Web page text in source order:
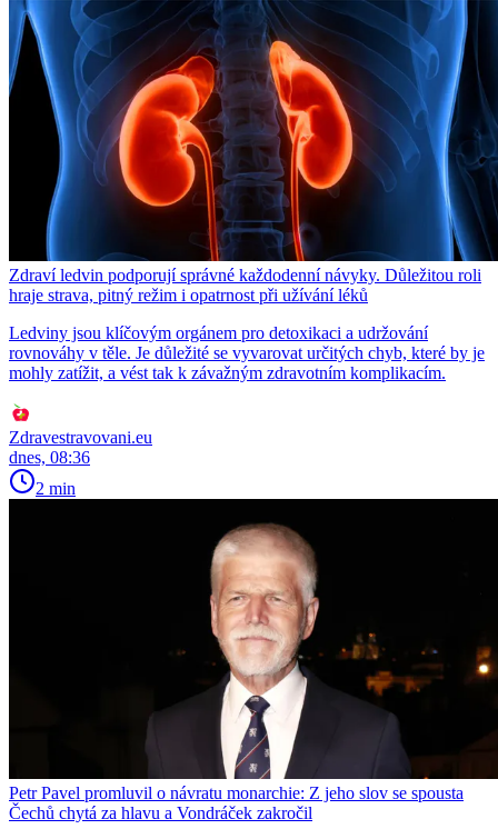
Zdraví ledvin podporují správné každodenní návyky. Důležitou roli
hraje strava, pitný režim i opatrnost při užívání léků
Ledviny jsou klíčovým orgánem pro detoxikaci a udržování
rovnováhy v těle. Je důležité se vyvarovat určitých chyb, které by je
mohly zatížit, a vést tak k závažným zdravotním komplikacím.
Zdravestravovani.eu
dnes, 08:36
2 min
Petr Pavel promluvil o návratu monarchie: Z jeho slov se spousta
Čechů chytá za hlavu a Vondráček zakročil